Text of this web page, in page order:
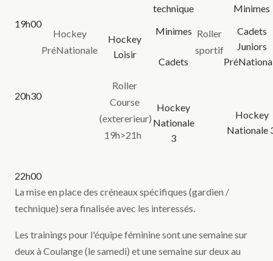
Minimes
technique
19h00
Hockey
PréNationale
Hockey
Loisir
Minimes
Cadets
Roller
sportif
Cadets
Juniors
20h30
Roller
Course
(extererieur)
19h>21h
Hockey
Nationale
3
Hockey
Nationale
22h00
La mise en place des créneaux spécifiques (gardien /
technique) sera finalisée avec les interessés.
Les trainings pour l'équipe féminine sont une semaine sur
deux à Coulange (le samedi) et une semaine sur deux au